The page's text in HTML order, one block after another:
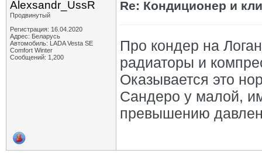
Alexsandr_UssR
Продвинутый
Регистрация: 16.04.2020
Адрес: Беларусь
Автомобиль: LADA Vesta SE
Comfort Winter
Сообщений: 1,200
Re: Кондиционер и
Про кондер на
радиаторы и
Оказывается это
Сандеро у малой,
превышению